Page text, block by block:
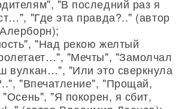
"В последний раз я
"Где эта правда?.." (автор
"Над рекою желтый
"Мечты", "Замолчал
вулкан…", "Или это сверкнула
"Впечатление", "Прощай,
"Осень", "Я покорен, я сбит,